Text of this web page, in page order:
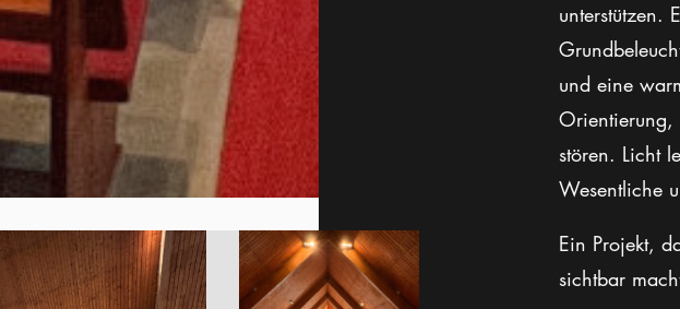
unterstützen.
und eine
Orientierung,
stören. Licht
Wesentliche
Ein Projekt,
sichtbar